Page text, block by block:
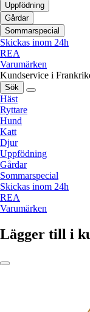
Uppfödning
Gårdar
Sommarspecial
Skickas inom 24h
REA
Varumärken
Kundservice i
Sök
Häst
Ryttare
Hund
Katt
Djur
Uppfödning
Gårdar
Sommarspecial
Skickas inom 24h
REA
Varumärken
Lägger till i